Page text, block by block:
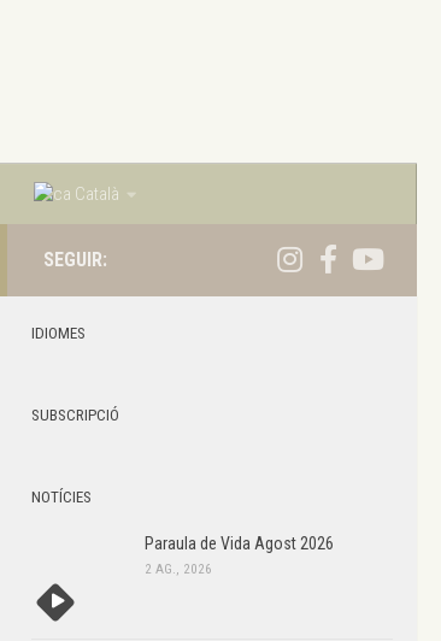
Català
SEGUIR:
IDIOMES
SUBSCRIPCIÓ
NOTÍCIES
Paraula de Vida Agost 2026
2 AG., 2026